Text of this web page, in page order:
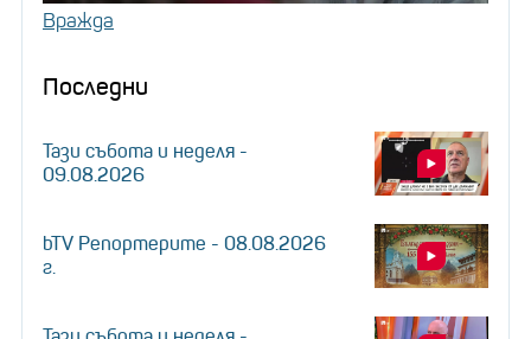
Вражда
Последни
Тази събота и неделя -
09.08.2026
bTV Репортерите - 08.08.2026
г.